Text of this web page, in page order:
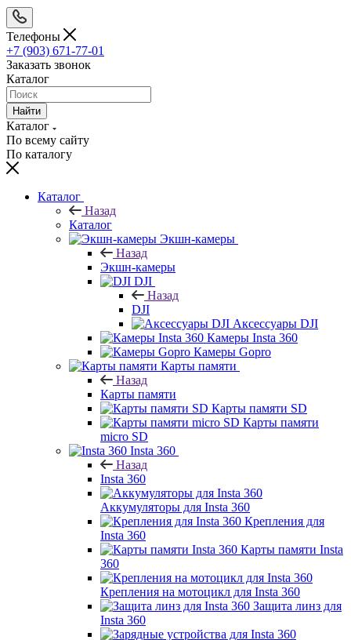
Телефоны
+7 (903) 671-77-01
Заказать звонок
Каталог
Найти
Каталог
По всему сайту
По каталогу
Каталог
Назад
Каталог
Экшн-камеры
Назад
Экшн-камеры
DJI
Назад
DJI
Аксессуары DJI
Камеры Insta 360
Камеры Gopro
Карты памяти
Назад
Карты памяти
Карты памяти SD
Карты памяти
micro SD
Insta 360
Назад
Insta 360
Аккумуляторы для Insta 360
Крепления для
Insta 360
Карты памяти Insta
360
Крепления на мотоцикл для Insta 360
Защита линз для
Insta 360